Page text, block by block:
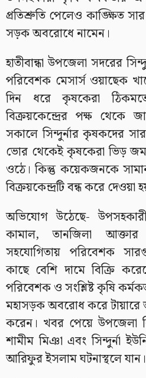
প্রতিশ্রুতি পেলেও কাঙ্ক্ষিত
সড়ক অবরোধে নামেন।
হাতীবান্ধা উপজেলা সদরের
পরিবেশক মেসার্স ওয়াছেক
দিন ধরে কৃষকেরা
বিক্রয়কেন্দ্রের পক্ষ থেকে
সকালে সিন্দুর্নার কৃষকদের
ভোর থেকেই কৃষকেরা ভিড়
ওঠে। কিন্তু কয়েকজনকে
বিক্রয়কেন্দ্রটি বন্ধ করে দেওয়া
অভিযোগ উঠেছে-
কামাল, তানজিলা
সহযোগিতায় পরিবেশক
কাছে বেশি দামে বিক্রি
পরিবেশক ও সংশ্লিষ্ট কৃষি
মহাসড়ক অবরোধ করে
করেন। খবর পেয়ে উপজেলা
শামীম মিঞা এবং সিন্দুর্না
আরিফুর ইসলাম ঘটনাস্থলে যান।